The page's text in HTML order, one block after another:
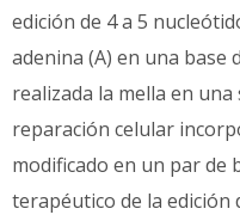
edición de 4 a 5
adenina (A) en una base
realizada la mella en
reparación celular
modificado en un par de
terapéutico de la edición